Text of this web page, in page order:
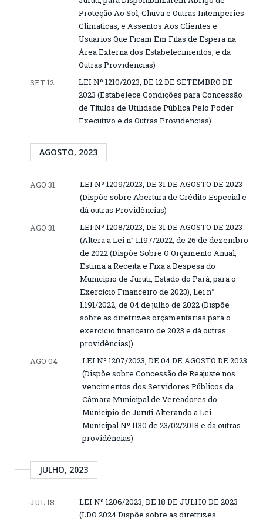
Proteção Ao Sol, Chuva e Outras Intemperies
Climaticas, e Assentos Aos Clientes e
Usuarios Que Ficam Em Filas de Espera na
Área Externa dos Estabelecimentos, e da
Outras Providencias)
SET 12
LEI Nº 1210/2023, DE 12 DE SETEMBRO DE
2023 (Estabelece Condições para Concessão
de Títulos de Utilidade Pública Pelo Poder
Executivo e da Outras Providencias)
AGOSTO, 2023
AGO 31
LEI Nº 1209/2023, DE 31 DE AGOSTO DE 2023
(Dispõe sobre Abertura de Crédito Especial e
dá outras Providências)
AGO 31
LEI Nº 1208/2023, DE 31 DE AGOSTO DE 2023
(Altera a Lei n° 1.197/2022, de 26 de dezembro
de 2022 (Dispõe Sobre O Orçamento Anual,
Estima a Receita e Fixa a Despesa do
Município de Juruti, Estado do Pará, para o
Exercício Financeiro de 2023), Lei n°
1.191/2022, de 04 de julho de 2022 (Dispõe
sobre as diretrizes orçamentárias para o
exercício financeiro de 2023 e dá outras
providências))
AGO 04
LEI Nº 1207/2023, DE 04 DE AGOSTO DE 2023
(Dispõe sobre Concessão de Reajuste nos
vencimentos dos Servidores Públicos da
Câmara Municipal de Vereadores do
Município de Juruti Alterando a Lei
Municipal Nº 1130 de 23/02/2018 e da outras
providências)
JULHO, 2023
JUL 18
LEI Nº 1206/2023, DE 18 DE JULHO DE 2023
(LDO 2024 Dispõe sobre as diretrizes